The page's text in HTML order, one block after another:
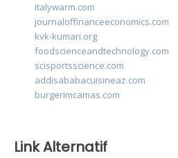
italywarm.com
journaloffinanceeconomics.com
kvk-kumari.org
foodscienceandtechnology.com
scisportsscience.com
addisababacuisineaz.com
burgerimcamas.com
Link Alternatif